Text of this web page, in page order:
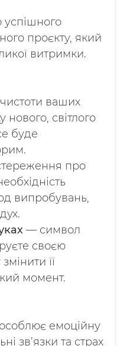
проєкту, який
витримки.
ваших
нового, світлого
буде
про
випробувань,
— символ
своєю
її
момент.
емоційну
зв’язки та страх